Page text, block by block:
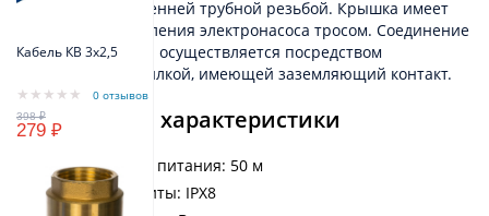
Кабель КВ 3х2,5
0 отзывов
279 ₽
отверстие с внутренней трубной резьбой. Крышка имеет
два ушка для крепления электронасоса тросом. Соединение
с питающей сетью осуществляется посредством
электрокабеля с вилкой, имеющей заземляющий контакт.
Технические характеристики
Длина кабеля питания: 50 м
Степень защиты: IPX8